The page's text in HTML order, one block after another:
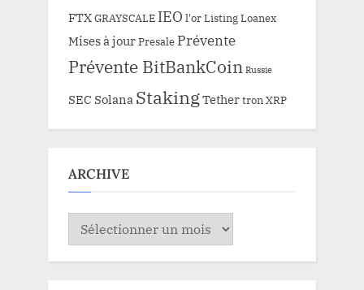
FTXGRAYSCALE IEO l'orListingLoanex
Mises à jourPresale Prévente
Prévente BitBankCoin Russie
SEC Solana StakingTethertron XRP
ARCHIVE
ARCHIVE